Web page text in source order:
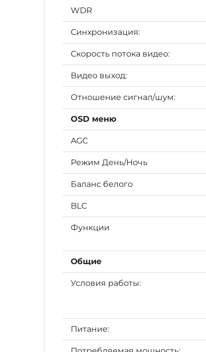
WDR
Синхронизация:
Скорость потока видео:
Видео выход:
Отношение сигнал/шум:
OSD меню
AGC
Режим День/Ночь
Баланс белого
BLC
Функции
Общие
Условия работы:
Питание: